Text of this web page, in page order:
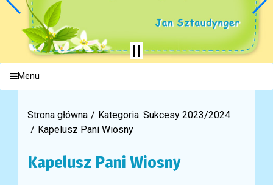
Menu
Strona główna
Kategoria: Sukcesy 2023/2024
Kapelusz Pani Wiosny
Kapelusz Pani Wiosny